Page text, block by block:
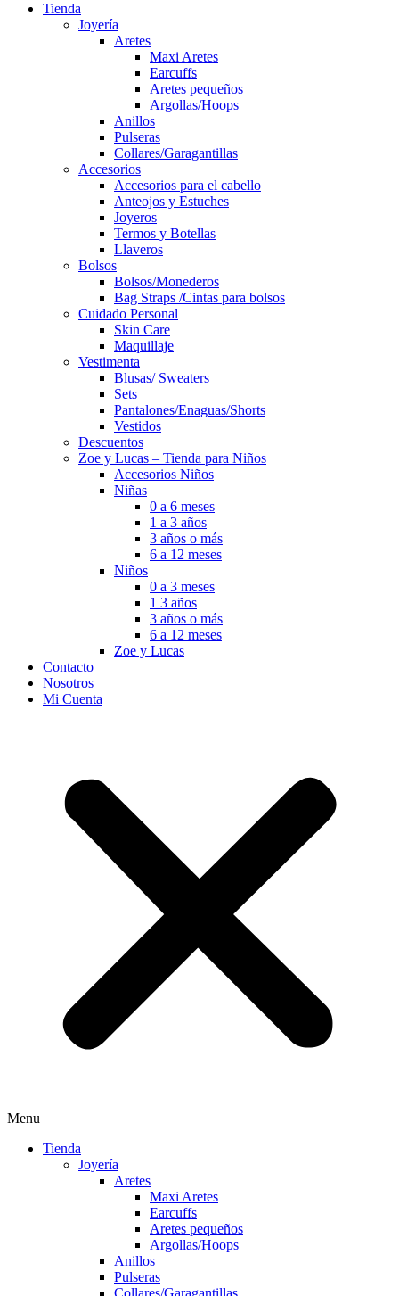
Tienda
Joyería
Aretes
Maxi Aretes
Earcuffs
Aretes pequeños
Argollas/Hoops
Anillos
Pulseras
Collares/Garagantillas
Accesorios
Accesorios para el cabello
Anteojos y Estuches
Joyeros
Termos y Botellas
Llaveros
Bolsos
Bolsos/Monederos
Bag Straps /Cintas para bolsos
Cuidado Personal
Skin Care
Maquillaje
Vestimenta
Blusas/ Sweaters
Sets
Pantalones/Enaguas/Shorts
Vestidos
Descuentos
Zoe y Lucas – Tienda para Niños
Accesorios Niños
Niñas
0 a 6 meses
1 a 3 años
3 años o más
6 a 12 meses
Niños
0 a 3 meses
1 3 años
3 años o más
6 a 12 meses
Zoe y Lucas
Contacto
Nosotros
Mi Cuenta
Menu
Tienda
Joyería
Aretes
Maxi Aretes
Earcuffs
Aretes pequeños
Argollas/Hoops
Anillos
Pulseras
Collares/Garagantillas